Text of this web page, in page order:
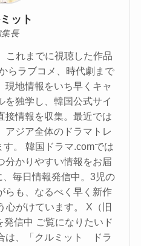
ット
長
これまでに視聴した作品
らラブコメ、時代劇まで
現地情報をいち早くキャ
を独学し、韓国公式サイ
接情報を収集。最近では
アジア全体のドラマトレ
。 韓国ドラマ.comでは
分かりやすい情報をお届
毎日情報発信中。3児の
らも、なるべく早く新作
心がけています。 X（旧
信中 ご覧になりたいド
は、「クルミット ドラ